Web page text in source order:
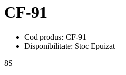
CF-91
Cod produs: CF-91
Disponibilitate: Stoc Epuizat
8S